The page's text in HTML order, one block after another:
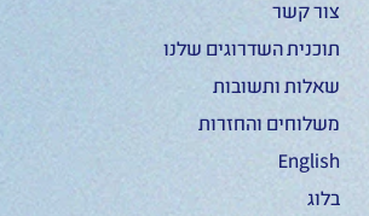
צור קשר
תוכנית השדרוגים שלנו
שאלות ותשובות
משלוחים והחזרות
English
בלוג